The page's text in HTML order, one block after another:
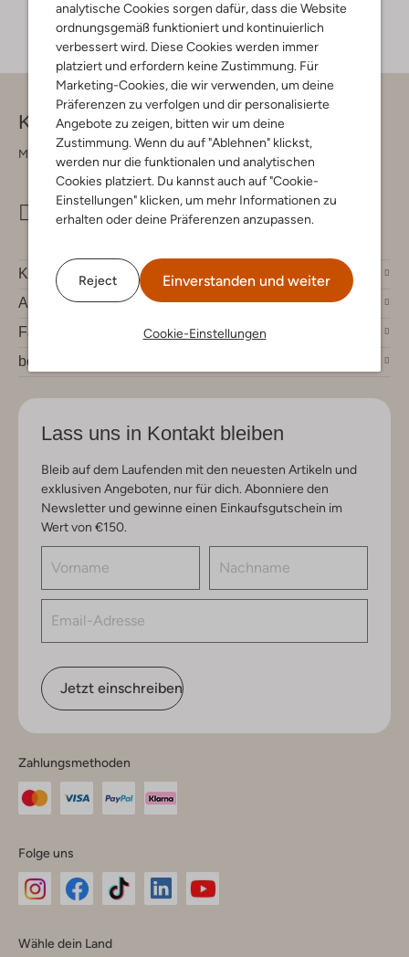
analytische Cookies sorgen dafür, dass die Website
ordnungsgemäß funktioniert und kontinuierlich
verbessert wird. Diese Cookies werden immer
platziert und erfordern keine Zustimmung. Für
Marketing-Cookies, die wir verwenden, um deine
Präferenzen zu verfolgen und dir personalisierte
Angebote zu zeigen, bitten wir um deine
Zustimmung. Wenn du auf "Ablehnen" klickst,
werden nur die funktionalen und analytischen
Cookies platziert. Du kannst auch auf "Cookie-
Einstellungen" klicken, um mehr Informationen zu
erhalten oder deine Präferenzen anzupassen.
Reject Einverstanden und weiter
Cookie-Einstellungen
Kontakt
Montag - Freitag 09:00 - 17:00 uur
info@omoda.de
Kundenservice
Account
Fashion News
bei Omoda
Lass uns in Kontakt bleiben
Bleib auf dem Laufenden mit den neuesten Artikeln und
exklusiven Angeboten, nur für dich. Abonniere den
Newsletter und gewinne einen Einkaufsgutschein im
Wert von €150.
Jetzt einschreiben
Zahlungsmethoden
Folge uns
Wähle dein Land